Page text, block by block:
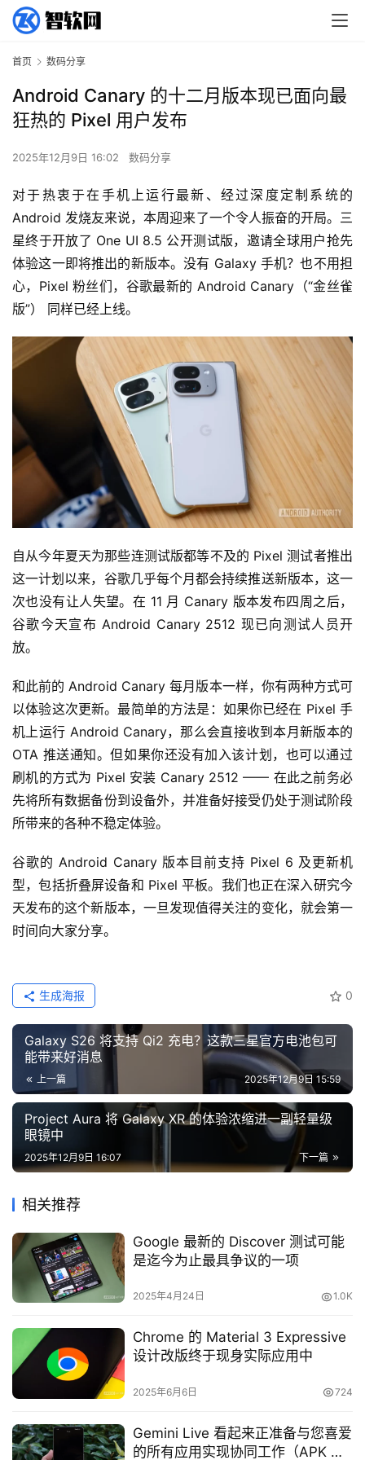
首页 数码分享
Android Canary 的十二月版本现已面向最
狂热的 Pixel 用户发布
2025年12月9日 16:02 数码分享
对于热衷于在手机上运行最新、经过深度定制系统的
Android 发烧友来说，本周迎来了一个令人振奋的开局。三
星终于开放了 One UI 8.5 公开测试版，邀请全球用户抢先
体验这一即将推出的新版本。没有 Galaxy 手机？也不用担
心，Pixel 粉丝们，谷歌最新的 Android Canary（“金丝雀
版”） 同样已经上线。
自从今年夏天为那些连测试版都等不及的 Pixel 测试者推出
这一计划以来，谷歌几乎每个月都会持续推送新版本，这一
次也没有让人失望。在 11 月 Canary 版本发布四周之后，
谷歌今天宣布 Android Canary 2512 现已向测试人员开
放。
和此前的 Android Canary 每月版本一样，你有两种方式可
以体验这次更新。最简单的方法是：如果你已经在 Pixel 手
机上运行 Android Canary，那么会直接收到本月新版本的
OTA 推送通知。但如果你还没有加入该计划，也可以通过
刷机的方式为 Pixel 安装 Canary 2512 —— 在此之前务必
先将所有数据备份到设备外，并准备好接受仍处于测试阶段
所带来的各种不稳定体验。
谷歌的 Android Canary 版本目前支持 Pixel 6 及更新机
型，包括折叠屏设备和 Pixel 平板。我们也正在深入研究今
天发布的这个新版本，一旦发现值得关注的变化，就会第一
时间向大家分享。
0
生成海报
Galaxy S26 将支持 Qi2 充电？这款三星官方电池包可
能带来好消息
上一篇 2025年12月9日 15:59
Project Aura 将 Galaxy XR 的体验浓缩进一副轻量级
眼镜中
下一篇
2025年12月9日 16:07
相关推荐
Google 最新的 Discover 测试可能
是迄今为止最具争议的一项
2025年4月24日 1.0K
Chrome 的 Material 3 Expressive
设计改版终于现身实际应用中
2025年6月6日 724
Gemini Live 看起来正准备与您喜爱
的所有应用实现协同工作（APK 拆